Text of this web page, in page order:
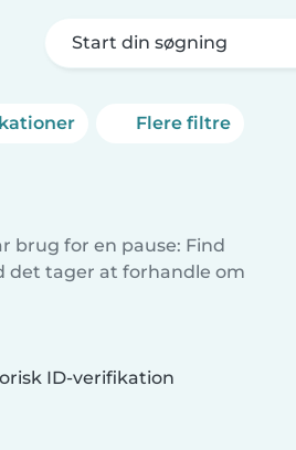
Start din søgning
Flere filtre
brug for en pause: Find
det tager at forhandle om
ID-verifikation